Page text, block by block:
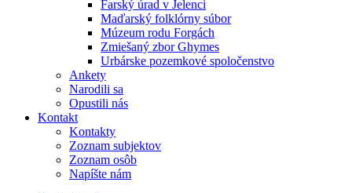
Farský úrad v Jelenci
Maďarský folklórny súbor
Múzeum rodu Forgách
Zmiešaný zbor Ghymes
Urbárske pozemkové spoločenstvo
Ankety
Narodili sa
Opustili nás
Kontakt
Kontakty
Zoznam subjektov
Zoznam osôb
Napíšte nám